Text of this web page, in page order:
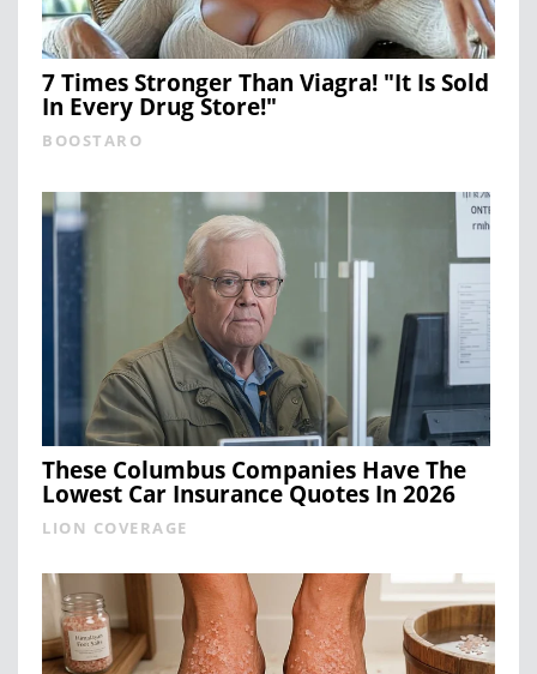
7 Times Stronger Than Viagra! "It Is Sold
In Every Drug Store!"
BOOSTARO
These Columbus Companies Have The
Lowest Car Insurance Quotes In 2026
LION COVERAGE